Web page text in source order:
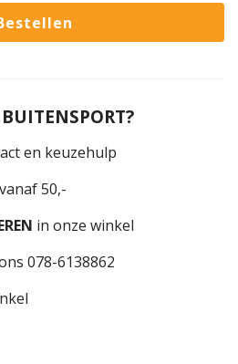
en keuzehulp
vanaf 50,-
in onze winkel
078-6138862